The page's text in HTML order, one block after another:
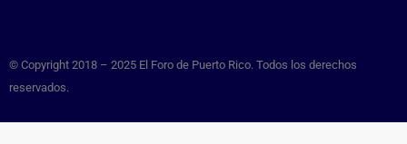
© Copyright 2018 – 2025 El Foro de Puerto Rico. Todos los derechos
reservados.